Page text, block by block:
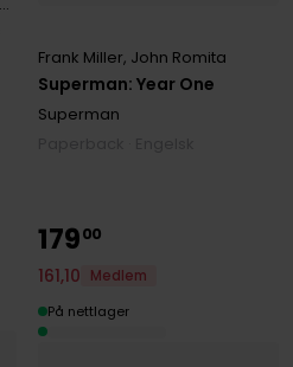
Superman: Year One
Frank Miller, John Romita
Superman
17900
161,10
Medlem
På nettlager